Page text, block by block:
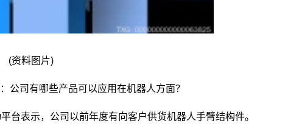
(资料图片)
公司有哪些产品可以应用在机器人方面？
台表示，公司以前年度有向客户供货机器人手臂结构件。